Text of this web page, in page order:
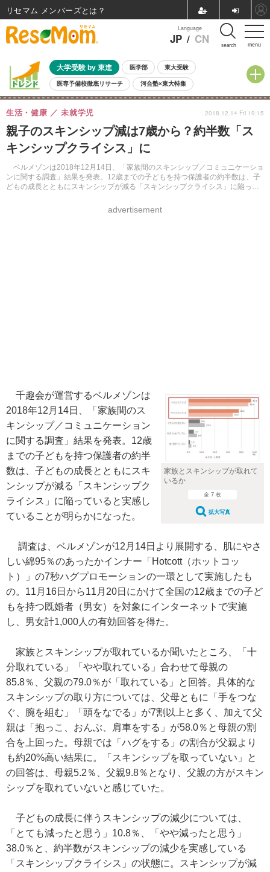
menu
Language
JP / CN search
大学受験 by 東進 医学部 東大受験
医専予備校徹底リサーチ 河合塾×東大特集
親子で考える大学選び 高校受験 中学受験 小学校受験
共通テスト 夏休み
8月開催イベント・WS 全国公立高校 過去問 人気記事
自由研究教材（小学生向け） 自由研究教材（中学生向け）
親子のスキンシップ減は7歳から？約半数「ス
キンシップクライシス」に
ベルメゾンは2018年12月14日、「家族間のスキンシップ／コミュニケーショ
ンに関する調査」結果を発表。12歳までの子どもを持つ保護者の約半数は、子
どもの成長とともにスキンシップが減る「スキンシップクライシス」に陥って
生活・健康 未就学児
advertisement
2018.12.14 Fri 19:15
家族とスキンシップが取れて
いるか
全 7 枚
拡大写真
千趣会が運営するベルメゾンは
2018年12月14日、「家族間のス
キンシップ／コミュニケーション
に関する調査」結果を発表。12歳
までの子どもを持つ保護者の約半
数は、子どもの成長とともにスキ
ンシップが減る「スキンシップク
ライシス」に陥っていると実感し
ていることが明らかになった。
調査は、ベルメゾンが12月14日より展開する、肌にやさ
しい綿95％のあったかインナー「Hotcott（ホットコッ
ト）」の7秒ハグプロモーションの一環として実施したも
の。11月16日から11月20日にかけて全国の12歳までの子ど
もを持つ既婚者（男女）を対象にインターネットで実施
し、男女計1,000人の有効回答を得た。
家族とスキンシップが取れているか聞いたところ、「十
分取れている」「やや取れている」合わせて母親の
85.8％、父親の79.0％が「取れている」と回答。具体的な
スキンシップの取り方については、父母ともに「手をつな
ぐ、腕を組む」「頭をなでる」が7割以上と多く、加えて父
親は「抱っこ、おんぶ、肩車をする」が58.0％と母親の割
合を上回った。母親では「ハグをする」の割合が父親より
も約20%高い結果に。「スキンシップを取っていない」と
の回答は、母親5.2％、父親9.8％となり、父親の方がスキン
シップを取れていないと感じていた。
子どもの成長に伴うスキンシップの減少については、
「とても減ったと思う」10.8％、「やや減ったと思う」
38.0％と、約半数がスキンシップの減少を実感している
「スキンシップクライシス」の状態に。スキンシップが減
リセマム メンバーズ